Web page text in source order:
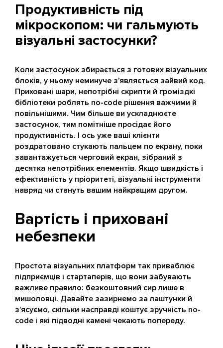
Продуктивність під
мікроскопом: чи гальмують
візуальні застосунки?
Коли застосунок збирається з готових візуальних
блоків, у ньому неминуче з’являється зайвий код.
Приховані шари, непотрібні скрипти й громіздкі
бібліотеки роблять no-code рішення важчими й
повільнішими. Чим більше ви ускладнюєте
застосунок, тим помітніше просідає його
продуктивність. І ось уже ваші клієнти
роздратовано стукають пальцем по екрану, поки
завантажується черговий екран, зібраний з
десятка непотрібних елементів. Якщо швидкість і
ефективність у пріоритеті, візуальні інструменти
навряд чи стануть вашим найкращим другом.
Вартість і приховані
небезпеки
Простота візуальних платформ так приваблює
підприємців і стартаперів, що вони забувають
важливе правило: безкоштовний сир лише в
мишоловці. Давайте зазирнемо за лаштунки й
з’ясуємо, скільки насправді коштує зручність no-
code і які підводні камені чекають попереду.